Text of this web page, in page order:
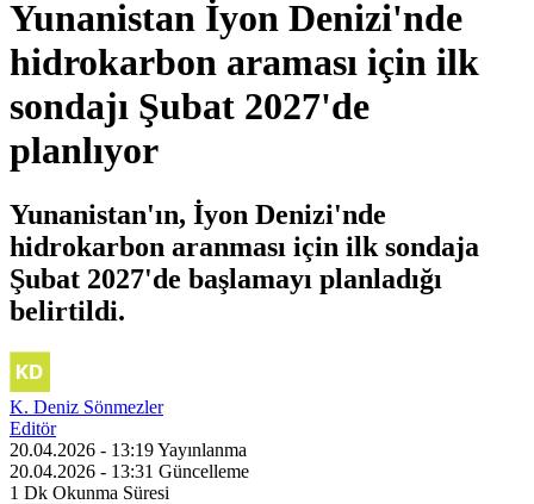
Yunanistan İyon Denizi'nde
hidrokarbon araması için ilk
sondajı Şubat 2027'de
planlıyor
Yunanistan'ın, İyon Denizi'nde
hidrokarbon aranması için ilk sondaja
Şubat 2027'de başlamayı planladığı
belirtildi.
K. Deniz Sönmezler
Editör
20.04.2026 - 13:19Yayınlanma
20.04.2026 - 13:31 Güncelleme
1 Dk Okunma Süresi